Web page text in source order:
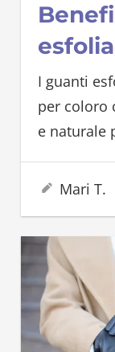
I guanti
per coloro
e naturale
15
Mari T.